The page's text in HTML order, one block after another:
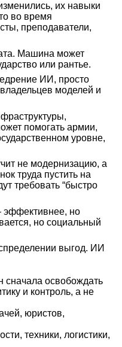
их навыки
во время
преподаватели,
Машина может
или рантье.
ИИ, просто
моделей и
помогать армии,
уровне,
не модернизацию, а
труда пустить на
требовать “быстро
эффективнее, но
но социальный
выгод. ИИ
сначала освобождать
и контроль, а не
юристов,
техники, логистики,